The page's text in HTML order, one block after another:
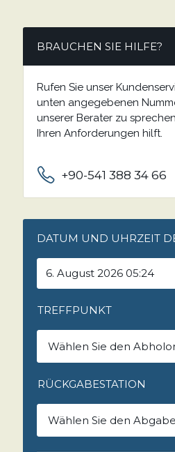
BRAUCHEN SIE HILFE?
Rufen Sie unser
unten angegebenen
unserer Berater zu
Ihren Anforderungen hilft.
+90-541 388 34 66
DATUM UND UHRZEIT
TREFFPUNKT
Wählen Sie den
RÜCKGABESTATION
Wählen Sie den